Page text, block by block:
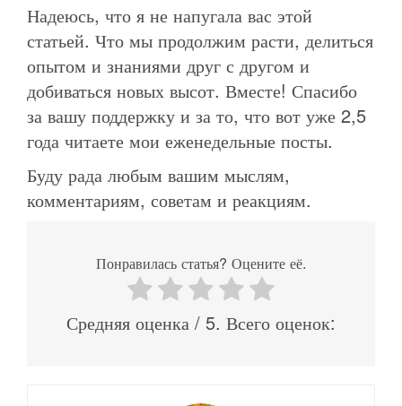
Надеюсь, что я не напугала вас этой
статьей. Что мы продолжим расти, делиться
опытом и знаниями друг с другом и
добиваться новых высот. Вместе! Спасибо
за вашу поддержку и за то, что вот уже 2,5
года читаете мои еженедельные посты.
Буду рада любым вашим мыслям,
комментариям, советам и реакциям.
Понравилась статья? Оцените её.
Средняя оценка / 5. Всего оценок: